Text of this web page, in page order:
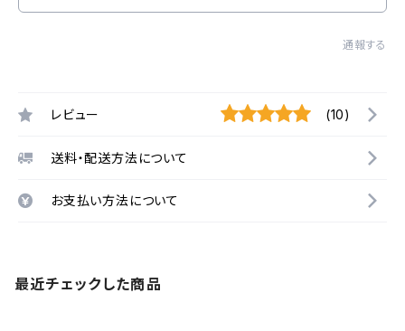
通報する
レビュー (10)
送料・配送方法について
お支払い方法について
最近チェックした商品